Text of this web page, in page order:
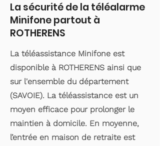
La sécurité de la téléalarme
Minifone partout à
ROTHERENS
La téléassistance Minifone est
disponible à ROTHERENS ainsi que
sur l'ensemble du département
(SAVOIE). La téléassistance est un
moyen efficace pour prolonger le
maintien à domicile. En moyenne,
l’entrée en maison de retraite est